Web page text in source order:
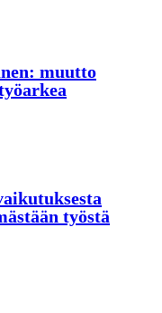
muutto
työstä